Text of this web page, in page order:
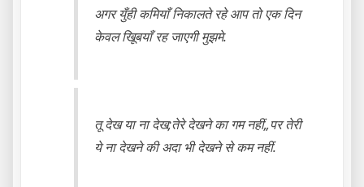
अगर युँही कमियाँ निकालते रहे आप तो एक दिन
केवल खूिबयाँ रह जाएगी मुझमे.
तू देख या ना देख;तेरे देखने का गम नहीं„पर तेरी
ये ना देखने की अदा भी देखने से कम नहीं.